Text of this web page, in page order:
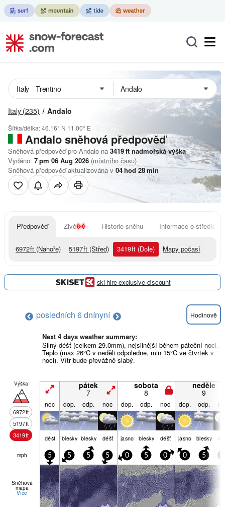
Italy (235) Andalo
Šířka/délka:46.16° N 11.00° E
Andalosněhová předpověď
Sněhová předpověď pro Andalo na 3419ft nadmořská výška
Vydáno: 7 pm 06 Aug 2026 (místního času)
Sněhová předpověď aktualizována v 04hod 28min
Předpověď Živě Historie sněhu Informace o středisku
6972ft (Nahoře) 5197ft (Střed) 3419ft (Dole) Mapy počasí
ski hire exclusive discount
posledních 6 dnínyní Hodinově
Next 4 days weather summary:
Silný déšť (celkem 29.0mm), nejsilnější během páteční noci.
Teplo (max 26°C v neděli odpoledne, min 15°C ve čtvrtek v
noci). Vítr bude převážně slabý.
Výška
6972ft
5197ft
3419ft
pátek
7
sobota
8
neděle
9
noc dop. odp. noc dop. odp. noc dop. odp.
déšť blesky blesky déšť jasno blesky déšť jasno blesky
mph 5 5 5 5 0 5 0 0 5
Sněhová
mapa
Více